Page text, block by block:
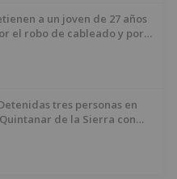
a un joven de 27 años
el robo de cableado y por
tres personas en
Quintanar de la Sierra con